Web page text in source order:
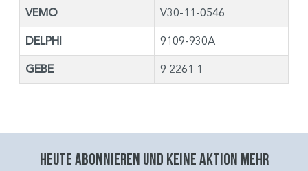
VEMO V30-11-0546
DELPHI 9109-930A
GEBE 9 2261 1
Heute abonnieren und keine aktion mehr